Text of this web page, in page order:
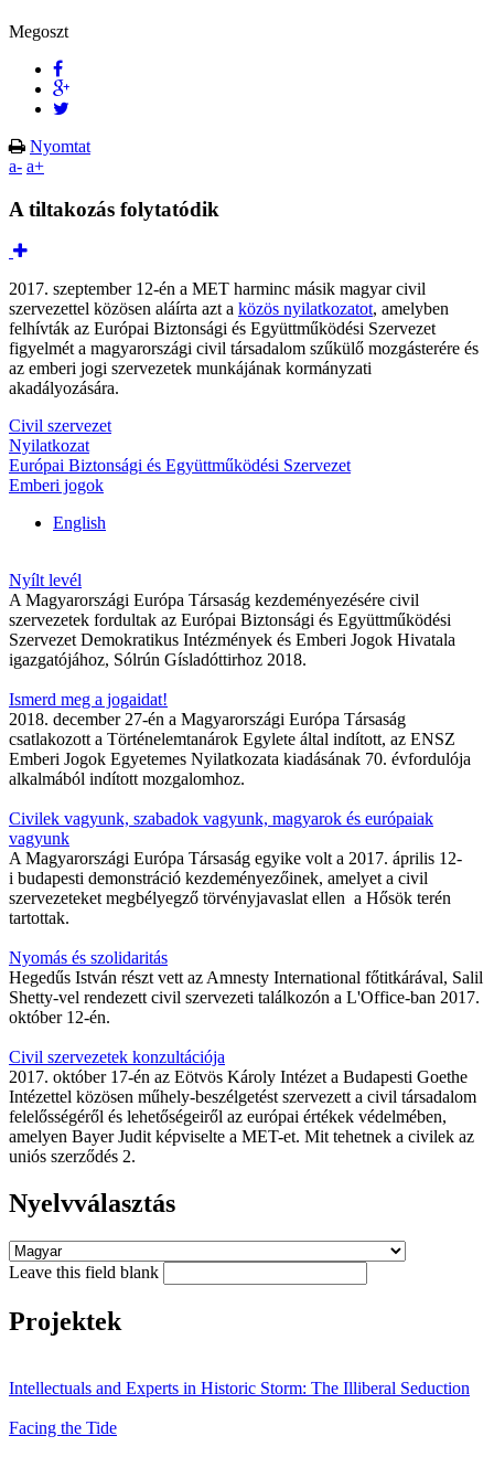
Megoszt
Nyomtat
a- a+
A tiltakozás folytatódik
2017. szeptember 12-én a MET harminc másik magyar civil
szervezettel közösen aláírta azt a közös nyilatkozatot, amelyben
felhívták az Európai Biztonsági és Együttműködési Szervezet
figyelmét a magyarországi civil társadalom szűkülő mozgásterére és
az emberi jogi szervezetek munkájának kormányzati
akadályozására.
Civil szervezet
Nyilatkozat
Európai Biztonsági és Együttműködési Szervezet
Emberi jogok
English
Nyílt levél
A Magyarországi Európa Társaság kezdeményezésére civil
szervezetek fordultak az Európai Biztonsági és Együttműködési
Szervezet Demokratikus Intézmények és Emberi Jogok Hivatala
igazgatójához, Sólrún Gísladóttirhoz 2018.
Ismerd meg a jogaidat!
2018. december 27-én a Magyarországi Európa Társaság
csatlakozott a Történelemtanárok Egylete által indított, az ENSZ
Emberi Jogok Egyetemes Nyilatkozata kiadásának 70. évfordulója
alkalmából indított mozgalomhoz.
Civilek vagyunk, szabadok vagyunk, magyarok és európaiak
vagyunk
A Magyarországi Európa Társaság egyike volt a 2017. április 12-
i budapesti demonstráció kezdeményezőinek, amelyet a civil
szervezeteket megbélyegző törvényjavaslat ellen a Hősök terén
tartottak.
Nyomás és szolidaritás
Hegedűs István részt vett az Amnesty International főtitkárával, Salil
Shetty-vel rendezett civil szervezeti találkozón a L'Office-ban 2017.
október 12-én.
Civil szervezetek konzultációja
2017. október 17-én az Eötvös Károly Intézet a Budapesti Goethe
Intézettel közösen műhely-beszélgetést szervezett a civil társadalom
felelősségéről és lehetőségeiről az európai értékek védelmében,
amelyen Bayer Judit képviselte a MET-et. Mit tehetnek a civilek az
uniós szerződés 2.
Nyelvválasztás
Leave this field blank
Projektek
Intellectuals and Experts in Historic Storm: The Illiberal Seduction
Facing the Tide